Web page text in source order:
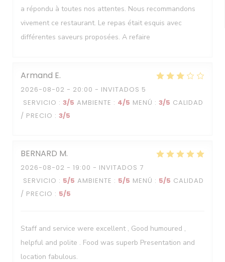
a répondu à toutes nos attentes. Nous recommandons
vivement ce restaurant. Le repas était esquis avec
différentes saveurs proposées. A refaire
Armand E
2026-08-02 - 20:00 - INVITADOS 5
SERVICIO : 3/5 AMBIENTE : 4/5 MENÚ : 3/5 CALIDAD
/ PRECIO : 3/5
BERNARD M
2026-08-02 - 19:00 - INVITADOS 7
SERVICIO : 5/5 AMBIENTE : 5/5 MENÚ : 5/5 CALIDAD
/ PRECIO : 5/5
Staff and service were excellent , Good humoured ,
helpful and polite . Food was superb Presentation and
location fabulous.